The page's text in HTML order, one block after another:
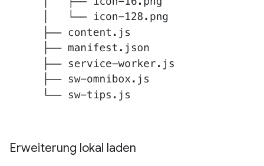
Erweiterung lokal laden